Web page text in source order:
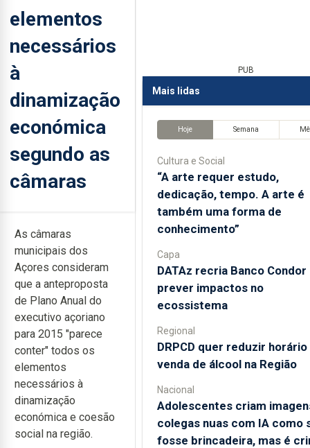
elementos
necessários
à
dinamização
económica
segundo as
câmaras
As câmaras
municipais dos
Açores consideram
que a anteproposta
de Plano Anual do
executivo açoriano
para 2015 "parece
conter" todos os
elementos
necessários à
dinamização
económica e coesão
social na região.
PUB
Mais lidas
Hoje Semana
Cultura e Social
“A arte requer estudo,
dedicação, tempo. A arte é
também uma forma de
conhecimento”
Capa
DATAz recria Banco Condor
prever impactos no
ecossistema
Regional
DRPCD quer reduzir horário
venda de álcool na Região
Nacional
Adolescentes criam
colegas nuas com IA como
fosse brincadeira, mas é